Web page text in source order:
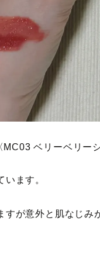
ベリーベリー
ます。
が意外と肌なじみ